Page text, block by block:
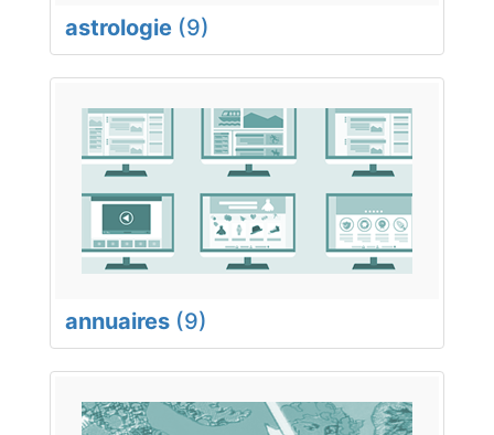
astrologie (9)
annuaires (9)